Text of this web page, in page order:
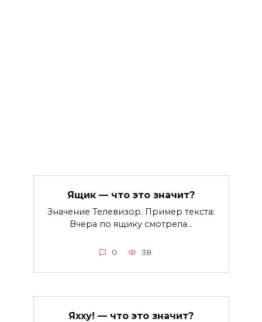
Ящик — что это значит?
Значение Телевизор. Пример текста:
Вчера по ящику смотрела…
0 38
Яхху! — что это значит?